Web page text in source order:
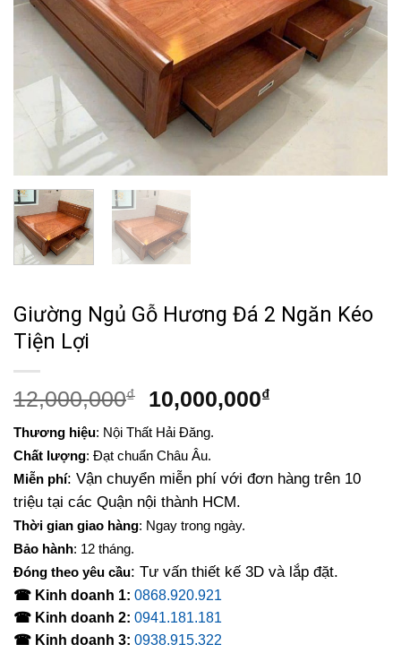
Giường Ngủ Gỗ Hương Đá 2 Ngăn Kéo
Tiện Lợi
12,000,000₫
Giá
gốc
là:
12,000,000₫.
10,000,000₫Giá
10,000,000₫.
Thương hiệu: Nội Thất Hải Đăng.
Chất lượng: Đạt chuẩn Châu Âu.
Miễn phí: Vận chuyển miễn phí với đơn hàng trên 10
triệu tại các Quận nội thành HCM.
Thời gian giao hàng: Ngay trong ngày.
Bảo hành: 12 tháng.
Đóng theo yêu cầu: Tư vấn thiết kế 3D và lắp đặt.
☎ Kinh doanh 1: 0868.920.921
☎ Kinh doanh 2: 0941.181.181
☎ Kinh doanh 3: 0938.915.322